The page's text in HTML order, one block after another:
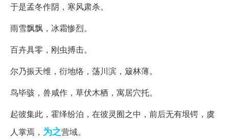
于是孟冬作阴，寒风肃杀。
雨雪飘飘，冰霜惨烈。
百卉具零，刚虫搏击。
尔乃振天维，衍地络，荡川滨，簸林薄。
鸟毕骇，兽咸作，草伏木栖，寓居穴托。
起彼集此，霍绎纷泊，在彼灵囿之中，前后无有垠锷，虞
人掌焉， 为之营域。